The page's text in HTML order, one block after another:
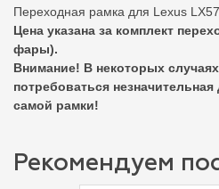
Переходная рамка для Lexus
Цена указана за комплект
фары).
Внимание! В некоторых
потребоваться
самой рамки!
Рекомендуем